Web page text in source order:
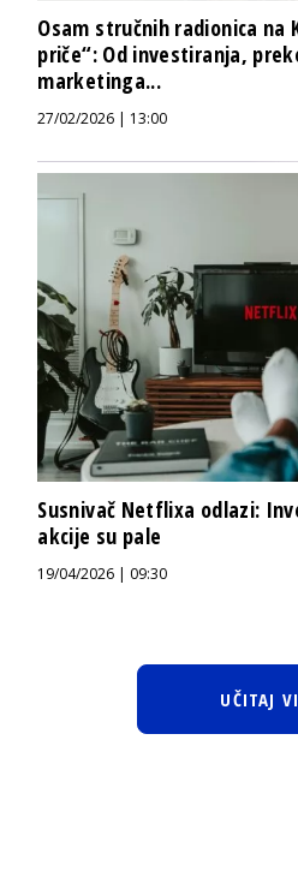
Osam stručnih radionica na
priče“: Od investiranja,
marketinga...
27/02/2026 | 13:00
Susnivač Netflixa odlazi:
akcije su pale
19/04/2026 | 09:30
UČITAJ